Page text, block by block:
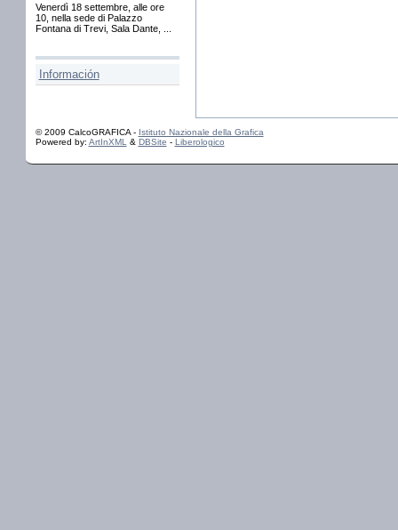
Venerdì 18 settembre, alle ore
10, nella sede di Palazzo
Fontana di Trevi, Sala Dante, ...
Información
© 2009 CalcoGRAFICA - Istituto Nazionale della Grafica
Powered by: ArtInXML& DBSite - Liberologico